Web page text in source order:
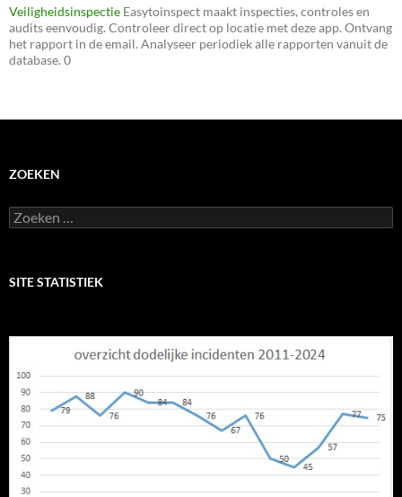
Veiligheidsinspectie Easytoinspect maakt inspecties, controles en
audits eenvoudig. Controleer direct op locatie met deze app. Ontvang
het rapport in de email. Analyseer periodiek alle rapporten vanuit de
database. 0
ZOEKEN
Zoeken
naar:
SITE STATISTIEK